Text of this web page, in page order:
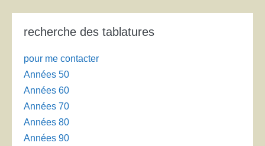
recherche des tablatures
pour me contacter
Années 50
Années 60
Années 70
Années 80
Années 90